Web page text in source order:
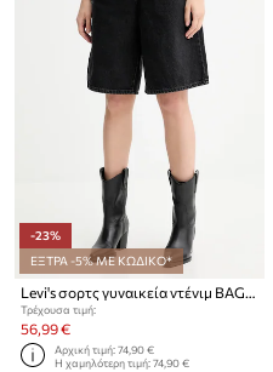
-23%
ΕΞΤΡΑ -5% ΜΕ ΚΩΔΙΚΟ*
Τρέχουσα τιμή:
56,99 €
Αρχική τιμή:74,90 €
Η χαμηλότερη τιμή:74,90 €